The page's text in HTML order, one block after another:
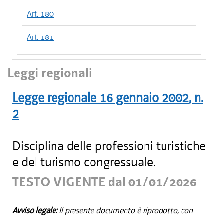
Art. 180
Art. 181
Leggi regionali
Legge regionale 16 gennaio 2002, n.
2
Disciplina delle professioni turistiche
e del turismo congressuale.
TESTO VIGENTE dal 01/01/2026
Avviso legale:Il presente documento è riprodotto, con